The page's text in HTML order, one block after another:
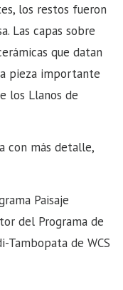
los restos fueron
Las capas sobre
que datan
pieza importante
los Llanos de
con más detalle,
Paisaje
del Programa de
Tambopata de WCS